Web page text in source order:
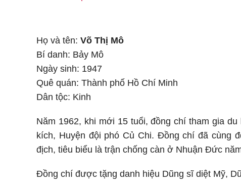
Họ và tên: Võ Thị Mô
Bí danh: Bảy Mô
Ngày sinh: 1947
Quê quán: Thành phố Hồ Chí Minh
Dân tộc: Kinh
Năm 1962, khi mới 15 tuổi, đồng chí tham gia
kích, Huyện đội phó Củ Chi. Đồng chí đã cùng
địch, tiêu biểu là trận chống càn ở Nhuận Đức
Đồng chí được tặng danh hiệu Dũng sĩ diệt Mỹ,